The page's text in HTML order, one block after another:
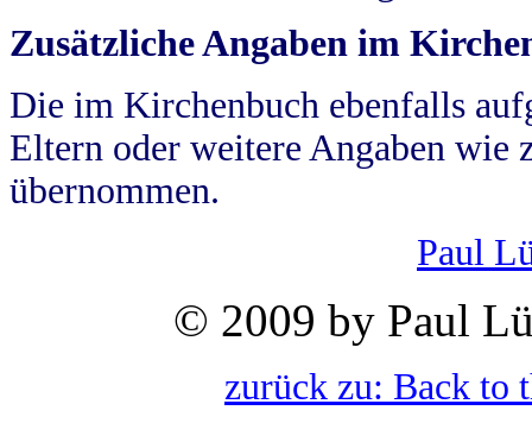
Zusätzliche Angaben im
Die im Kirchenbuch ebenfalls
Eltern oder weitere Angaben wie
übernommen.
Paul
© 2009 by Paul
zurück zu: Back to